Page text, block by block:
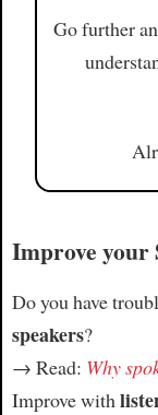
Go further
Improve your
Do you have
speakers?
→ Read: Why
Improve with